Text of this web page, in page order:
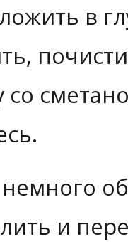
в
со
немного
и